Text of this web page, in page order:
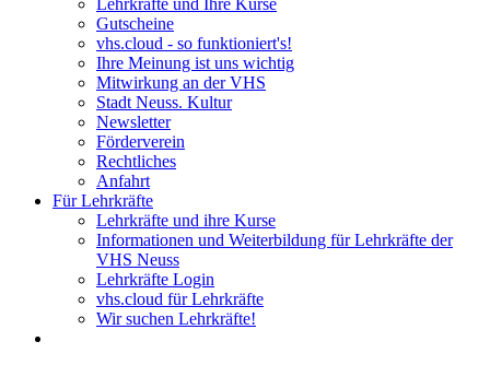
Lehrkräfte und Ihre Kurse
Gutscheine
vhs.cloud - so funktioniert's!
Ihre Meinung ist uns wichtig
Mitwirkung an der VHS
Stadt Neuss. Kultur
Newsletter
Förderverein
Rechtliches
Anfahrt
Für Lehrkräfte
Lehrkräfte und ihre Kurse
Informationen und Weiterbildung für Lehrkräfte der
VHS Neuss
Lehrkräfte Login
vhs.cloud für Lehrkräfte
Wir suchen Lehrkräfte!